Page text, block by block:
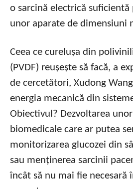
o sarcină electrică
unor aparate de dimensiuni
Ceea ce curelușa din
(PVDF) reușește să facă, a
de cercetători, Xudong
energia mecanică din
Obiectivul? Dezvoltarea
biomedicale care ar putea
monitorizarea glucozei din
sau menținerea sarcinii
încât să nu mai fie necesară